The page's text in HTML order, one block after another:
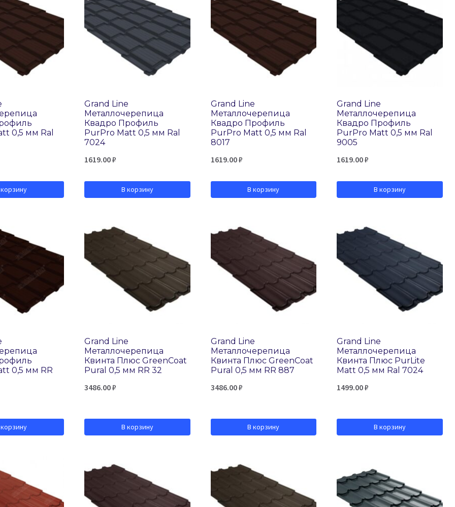
0,5 мм Ral
Grand Line
Металлочерепица
Квадро Профиль
PurPro Matt 0,5 мм Ral
7024
1619.00₽
В корзину
Grand Line
Металлочерепица
Квадро Профиль
PurPro Matt 0,5 мм Ral
8017
1619.00₽
В корзину
Grand Line
Металлочерепица
Квадро Профиль
PurPro Matt 0,5 мм Ral
9005
1619.00₽
В корзину
0,5 мм RR
Grand Line
Металлочерепица
Квинта Плюс GreenCoat
Pural 0,5 мм RR 32
3486.00₽
В корзину
Grand Line
Металлочерепица
Квинта Плюс GreenCoat
Pural 0,5 мм RR 887
3486.00₽
В корзину
Grand Line
Металлочерепица
Квинта Плюс PurLite
Matt 0,5 мм Ral 7024
1499.00₽
В корзину